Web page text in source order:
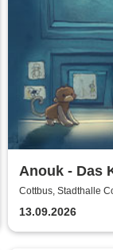
Anouk - Das
Cottbus, Stadthalle
13.09.2026